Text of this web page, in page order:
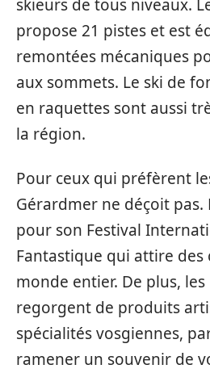
skieurs de tous niveaux.
propose 21 pistes et est
remontées mécaniques
aux sommets. Le ski de
en raquettes sont aussi
la région.
Pour ceux qui préfèrent
Gérardmer ne déçoit pas.
pour son Festival
Fantastique qui attire des
monde entier. De plus,
regorgent de produits
spécialités vosgiennes,
ramener un souvenir de